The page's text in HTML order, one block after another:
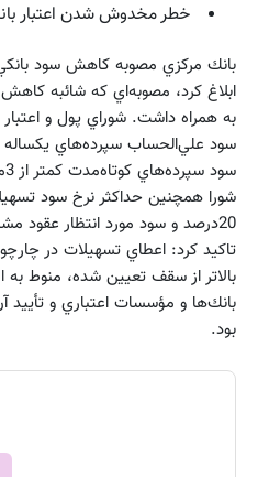
خطر مخدوش شدن اعتبار
بانك مركزي مصوبه كاهش سود
ابلاغ كرد، مصوبه‌اي كه شائبه
شورا همچنين حداكثر نرخ سود
تاكيد كرد: اعطاي تسهيلات در
بالاتر از سقف تعيين شده، منوط به
بانك‌ها و مؤسسات اعتباري و
بود.